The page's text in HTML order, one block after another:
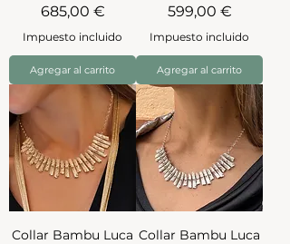
Precio
685,00 €
Impuesto incluido
Agregar al carrito
Precio
599,00 €
Impuesto incluido
Agregar al carrito
Collar Bambu Luca Collar Bambu Luca